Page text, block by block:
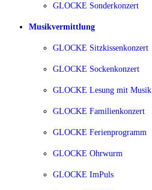
GLOCKE Sonderkonzert
Musikvermittlung
GLOCKE Sitzkissenkonzert
GLOCKE Sockenkonzert
GLOCKE Lesung mit Musik
GLOCKE Familienkonzert
GLOCKE Ferienprogramm
GLOCKE Ohrwurm
GLOCKE ImPuls